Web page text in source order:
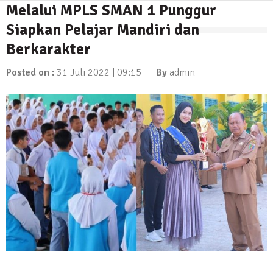
News Flash
Polres Lamteng Gelar Upacara
Peringatan Hari Pahlawan, Teladani
Semangat Pengorbanan untuk Bangsa
10 November 2025 | 14:07
Puluhan Warga Dusun III Geruduk
Balai Kampung Pujobasuki, Tuntut
Kadus Untuk Mundur
4 September 2025 | 15:40
News Flash
iklan ucapan HUT RI
20 Agustus 2025 | 14:43
News Flash
Maling Jebol Plafon Konter HP di
Rumbia, Pelaku Ditangkap di Lamtim
Melalui MPLS SMAN 1 Punggur
Siapkan Pelajar Mandiri dan
Berkarakter
Posted on : 31 Juli 2022 | 09:15 By admin